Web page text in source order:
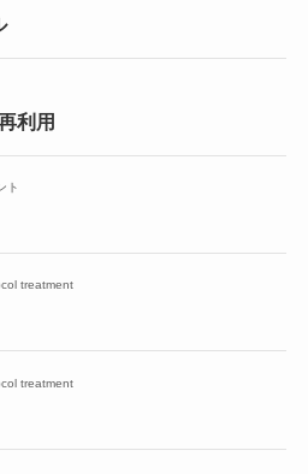
利用
ト
treatment
treatment